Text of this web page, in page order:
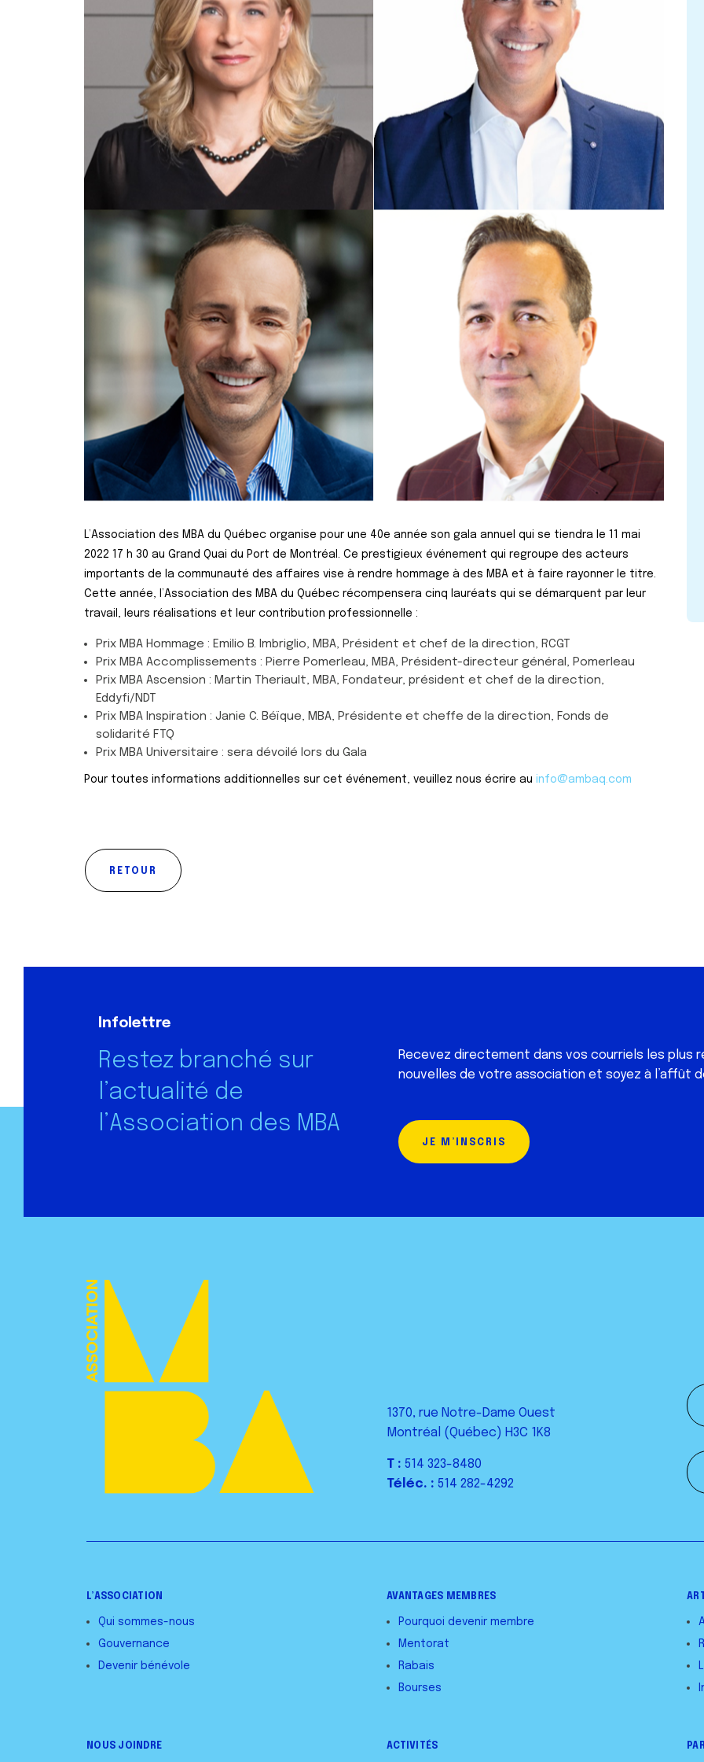
L’Association des MBA du Québec organise pour une 40e année son gala annuel qui se tiendra le 11 mai
2022 17 h 30 au Grand Quai du Port de Montréal. Ce prestigieux événement qui regroupe des acteurs
importants de la communauté des affaires vise à rendre hommage à des MBA et à faire rayonner le titre.
Cette année, l’Association des MBA du Québec récompensera cinq lauréats qui se démarquent par leur
travail, leurs réalisations et leur contribution professionnelle :
Prix MBA Hommage : Emilio B. Imbriglio, MBA, Président et chef de la direction, RCGT
Prix MBA Accomplissements : Pierre Pomerleau, MBA, Président-directeur général, Pomerleau
Prix MBA Ascension : Martin Theriault, MBA, Fondateur, président et chef de la direction,
Eddyfi/NDT
Prix MBA Inspiration : Janie C. Béïque, MBA, Présidente et cheffe de la direction, Fonds de
solidarité FTQ
Prix MBA Universitaire : sera dévoilé lors du Gala
Pour toutes informations additionnelles sur cet événement, veuillez nous écrire au info@ambaq.com
RETOUR
Infolettre
Restez branché sur
l’actualité de
l’Association des MBA
Recevez directement dans vos courriels les plus
nouvelles de votre association et soyez à l’affût
JE M’INSCRIS
1370, rue Notre-Dame Ouest
Montréal (Québec) H3C 1K8
T : 514 323-8480
Téléc. : 514 282-4292
L’ASSOCIATION
Qui sommes-nous
Gouvernance
Devenir bénévole
AVANTAGES MEMBRES
Pourquoi devenir membre
Mentorat
Rabais
Bourses
NOUS JOINDRE ACTIVITÉS